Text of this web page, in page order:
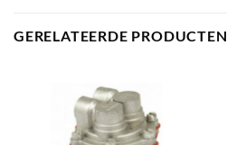
GERELATEERDE PRODUCTEN